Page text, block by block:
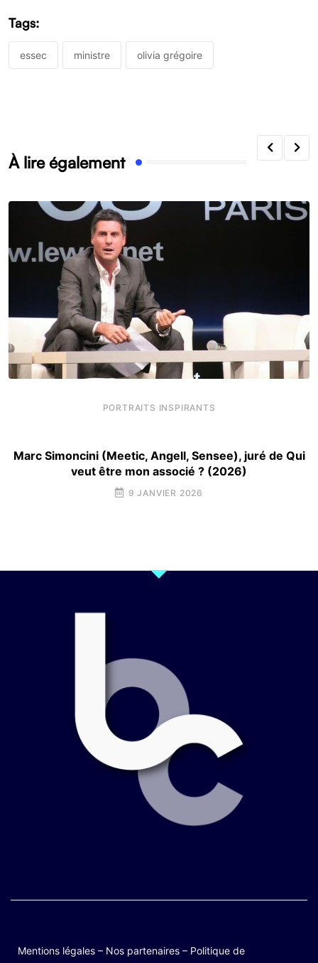
Tags:
essec ministre olivia grégoire
À lire également
PORTRAITS INSPIRANTS
Marc Simoncini (Meetic, Angell, Sensee), juré de Qui
veut être mon associé ? (2026)
9 JANVIER 2026
Mentions légales – Nos partenaires – Politique de